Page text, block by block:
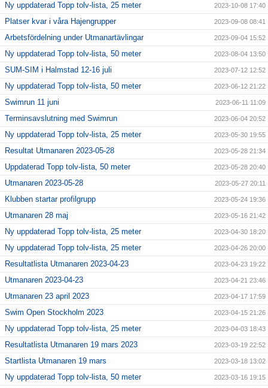
Ny uppdaterad Topp tolv-lista, 25 meter 2023-10-08 17:40
Platser kvar i våra Hajengrupper 2023-09-08 08:41
Arbetsfördelning under Utmanartävlingar 2023-09-04 15:52
Ny uppdaterad Topp tolv-lista, 50 meter 2023-08-04 13:50
SUM-SIM i Halmstad 12-16 juli 2023-07-12 12:52
Ny uppdaterad Topp tolv-lista, 50 meter 2023-06-12 21:22
Swimrun 11 juni 2023-06-11 11:09
Terminsavslutning med Swimrun 2023-06-04 20:52
Ny uppdaterad Topp tolv-lista, 25 meter 2023-05-30 19:55
Resultat Utmanaren 2023-05-28 2023-05-28 21:34
Uppdaterad Topp tolv-lista, 50 meter 2023-05-28 20:40
Utmanaren 2023-05-28 2023-05-27 20:11
Klubben startar profilgrupp 2023-05-24 19:36
Utmanaren 28 maj 2023-05-16 21:42
Ny uppdaterad Topp tolv-lista, 25 meter 2023-04-30 18:20
Ny uppdaterad Topp tolv-lista, 25 meter 2023-04-26 20:00
Resultatlista Utmanaren 2023-04-23 2023-04-23 19:22
Utmanaren 2023-04-23 2023-04-21 23:46
Utmanaren 23 april 2023 2023-04-17 17:59
Swim Open Stockholm 2023 2023-04-15 21:26
Ny uppdaterad Topp tolv-lista, 25 meter 2023-04-03 18:43
Resultatlista Utmanaren 19 mars 2023 2023-03-19 22:52
Startlista Utmanaren 19 mars 2023-03-18 13:02
Ny uppdaterad Topp tolv-lista, 50 meter 2023-03-16 19:15